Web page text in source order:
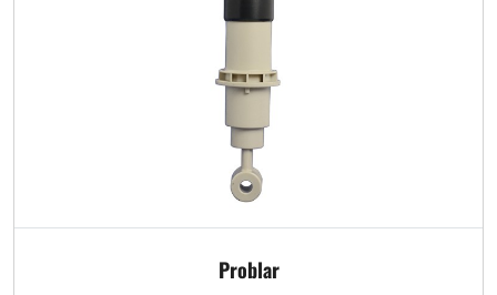
Problar